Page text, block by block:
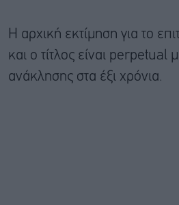
Η αρχική εκτίμηση για το
και ο τίτλος είναι perpetual
ανάκλησης στα έξι χρόνια.